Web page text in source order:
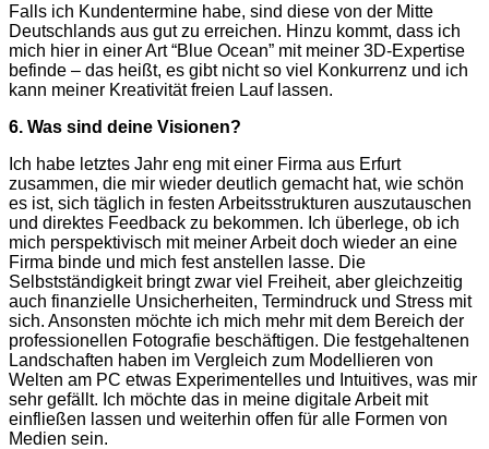
Falls ich Kundentermine habe, sind diese von der Mitte
Deutschlands aus gut zu erreichen. Hinzu kommt, dass ich
mich hier in einer Art “Blue Ocean” mit meiner 3D-Expertise
befinde – das heißt, es gibt nicht so viel Konkurrenz und ich
kann meiner Kreativität freien Lauf lassen.
6. Was sind deine Visionen?
Ich habe letztes Jahr eng mit einer Firma aus Erfurt
zusammen, die mir wieder deutlich gemacht hat, wie schön
es ist, sich täglich in festen Arbeitsstrukturen auszutauschen
und direktes Feedback zu bekommen. Ich überlege, ob ich
mich perspektivisch mit meiner Arbeit doch wieder an eine
Firma binde und mich fest anstellen lasse. Die
Selbstständigkeit bringt zwar viel Freiheit, aber gleichzeitig
auch finanzielle Unsicherheiten, Termindruck und Stress mit
sich. Ansonsten möchte ich mich mehr mit dem Bereich der
professionellen Fotografie beschäftigen. Die festgehaltenen
Landschaften haben im Vergleich zum Modellieren von
Welten am PC etwas Experimentelles und Intuitives, was mir
sehr gefällt. Ich möchte das in meine digitale Arbeit mit
einfließen lassen und weiterhin offen für alle Formen von
Medien sein.